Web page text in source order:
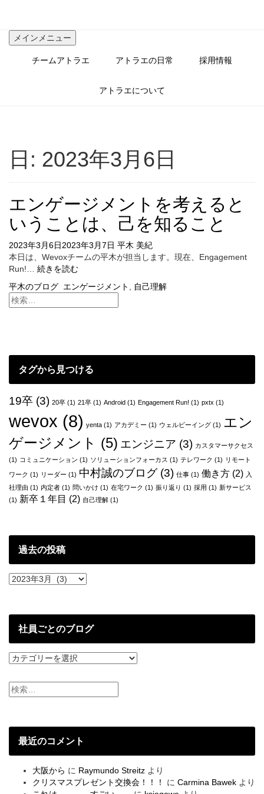
メインメニュー
チームアトラエ アトラエの日常 採用情報
アトラエについて
日: 2023年3月6日
エンゲージメントを考えると
いうことは、己を知ること
2023年3月6日2023年3月7日 平木 美紀
本日は、Wevoxチームの平木が担当します。現在、Engagement
Run!… 続きを読むエ
ゲ
考
え
る
い
う
こ
と
は、
己
を
知
平木のブログ エンゲージメント 自己理解
タグから見つける
19卒 (3) 20卒 (1) 21卒 (1) Android (1) Engagement Run! (1) pxtx (1)
wevox (8) yenta (1) アカデミー (1) ウェルビーイング (1) エン
ゲージメント (5) エンジニア (3) カスタマーサクセス
(1) コミュニケーション (1) ソリューションフォーカス (1) テレワーク (1) リモート
ワーク (1) リーダー (1) 中村誠のブログ(3) 仕事 (1) 働き方 (2) 入
社理由 (1) 内定者 (1) 問いかけ (1) 在宅ワーク (1) 振り返り (1) 採用 (1) 新サービス
(1) 新卒１年目 (2) 自己理解 (1)
過去の投稿
過
投
社員ごとのブログ
社
ご
と
ロ
最近のコメント
大阪から に Raymundo Streitz より
クリスマスプレゼント交換会！！！
に Carmina Bawek より